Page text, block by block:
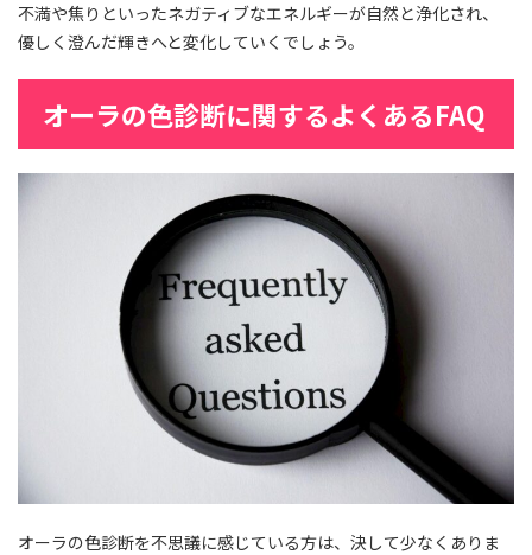
不満や焦りといったネガティブなエネルギーが自然と浄化され、
優しく澄んだ輝きへと変化していくでしょう。
オーラの色診断に関するよくあるFAQ
オーラの色診断を不思議に感じている方は、決して少なくありま